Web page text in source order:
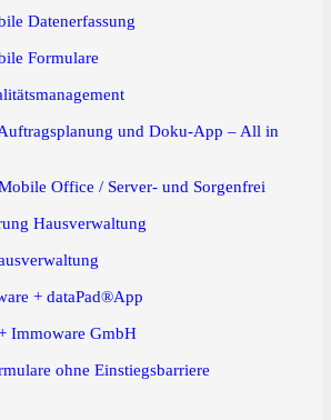
Datenerfassung
Formulare
und Doku-App – All in
Office / Server- und Sorgenfrei
Hausverwaltung
+ dataPad®App
Immoware GmbH
ohne Einstiegsbarriere